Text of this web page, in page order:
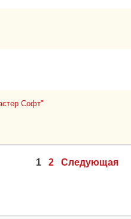
Софт"
1 2 Следующая